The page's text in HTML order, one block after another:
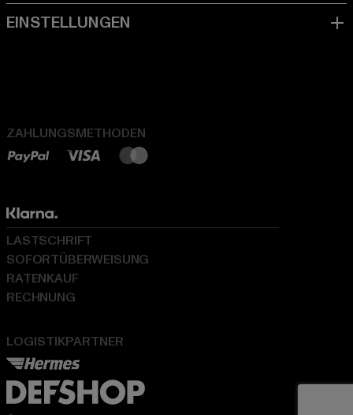
ZAHLUNGSMETHODEN
LOGISTIKPARTNER
LASTSCHRIFT
SOFORTÜBERWEISUNG
RATENKAUF
RECHNUNG